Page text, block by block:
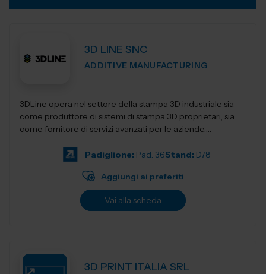
3D LINE SNC
ADDITIVE MANUFACTURING
3DLine opera nel settore della stampa 3D industriale sia
come produttore di sistemi di stampa 3D proprietari, sia
come fornitore di servizi avanzati per le aziende.
Padiglione: Pad. 36Stand: D78
Aggiungi ai preferiti
Vai alla scheda
3D PRINT ITALIA SRL